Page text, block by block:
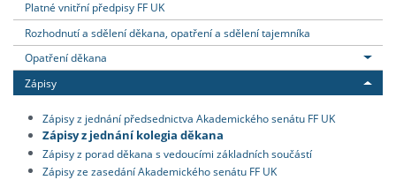
Platné vnitřní předpisy FF UK
Rozhodnutí a sdělení děkana, opatření a sdělení tajemníka
Opatření děkana
Zápisy
Zápisy z jednání předsednictva Akademického senátu FF UK
Zápisy z jednání kolegia děkana
Zápisy z porad děkana s vedoucími základních součástí
Zápisy ze zasedání Akademického senátu FF UK